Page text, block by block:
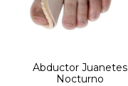
Abductor Juanetes
Nocturno